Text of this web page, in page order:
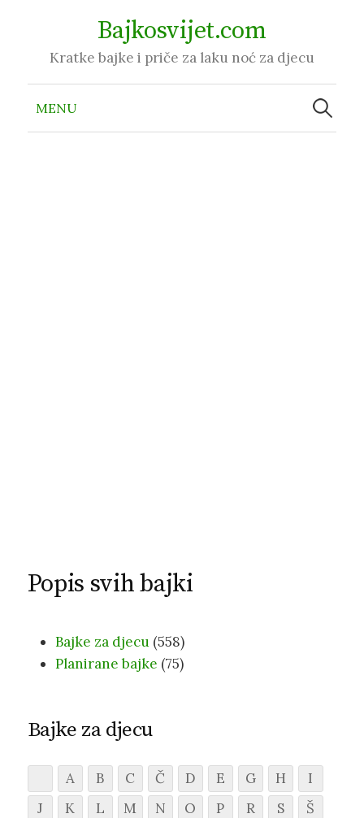
content
Bajkosvijet.com
Kratke bajke i priče za laku noć za djecu
MENU
Pretraži:
Popis svih bajki
Bajke za djecu(558)
Planirane bajke (75)
Bajke za djecu
A B C Č D E G H
I
J
K L M N O P R S
Š